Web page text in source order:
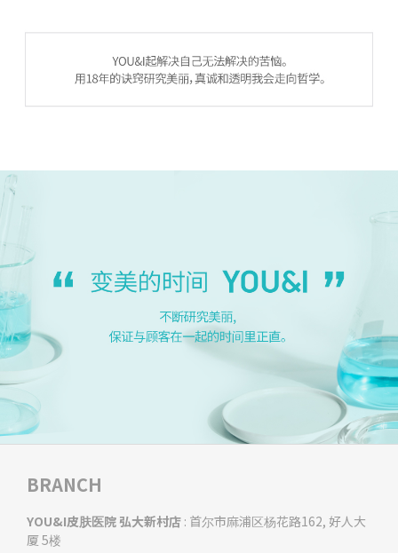
BRANCH
YOU&I皮肤医院 弘大新村店 : 首尔市麻浦区杨花路162, 好人大
厦 5楼